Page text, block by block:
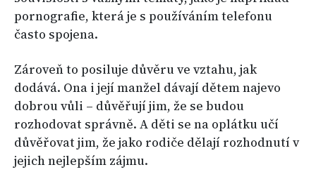
pornografie, která je s používáním telefonu
často spojena.
Zároveň to posiluje důvěru ve vztahu, jak
dodává. Ona i její manžel dávají dětem najevo
dobrou vůli – důvěřují jim, že se budou
rozhodovat správně. A děti se na oplátku učí
důvěřovat jim, že jako rodiče dělají rozhodnutí v
jejich nejlepším zájmu.